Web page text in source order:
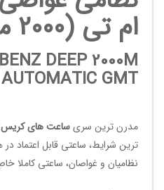
ام تی (2000 متری)
DEEP 2000M
AUTOMATIC GMT
مدرن ترین سریساعت های کریس
ترین شرایط، ساعتی قابل اعتماد
نظامیان و غواصان، ساعتی کاملا